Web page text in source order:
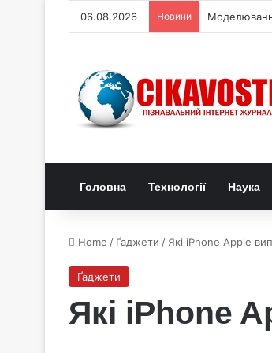
06.08.2026 Новини
Головна Технології Наука
Home / Ґаджети / Які iPhone Apple
Ґаджети
Які iPhone